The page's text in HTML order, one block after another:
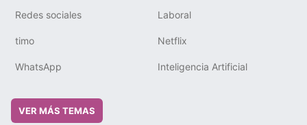
Redes sociales Laboral
timo Netflix
WhatsApp Inteligencia Artificial
VER MÁS TEMAS